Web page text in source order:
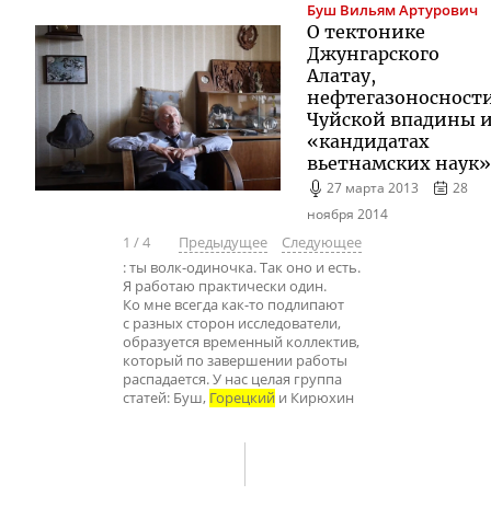
Буш Вильям Артурович
О тектонике
Джунгарского
Алатау,
Чуйской впадины
«кандидатах
вьетнамских наук»
27 марта 2013
28
ноября 2014
1 /4 Предыдущее
Следующее
: ты волк-одиночка. Так оно и есть.
Я работаю практически один.
Ко мне всегда как-то подлипают
с разных сторон исследователи,
образуется временный коллектив,
который по завершении работы
распадается. У нас целая группа
статей: Буш, Горецкий и Кирюхин